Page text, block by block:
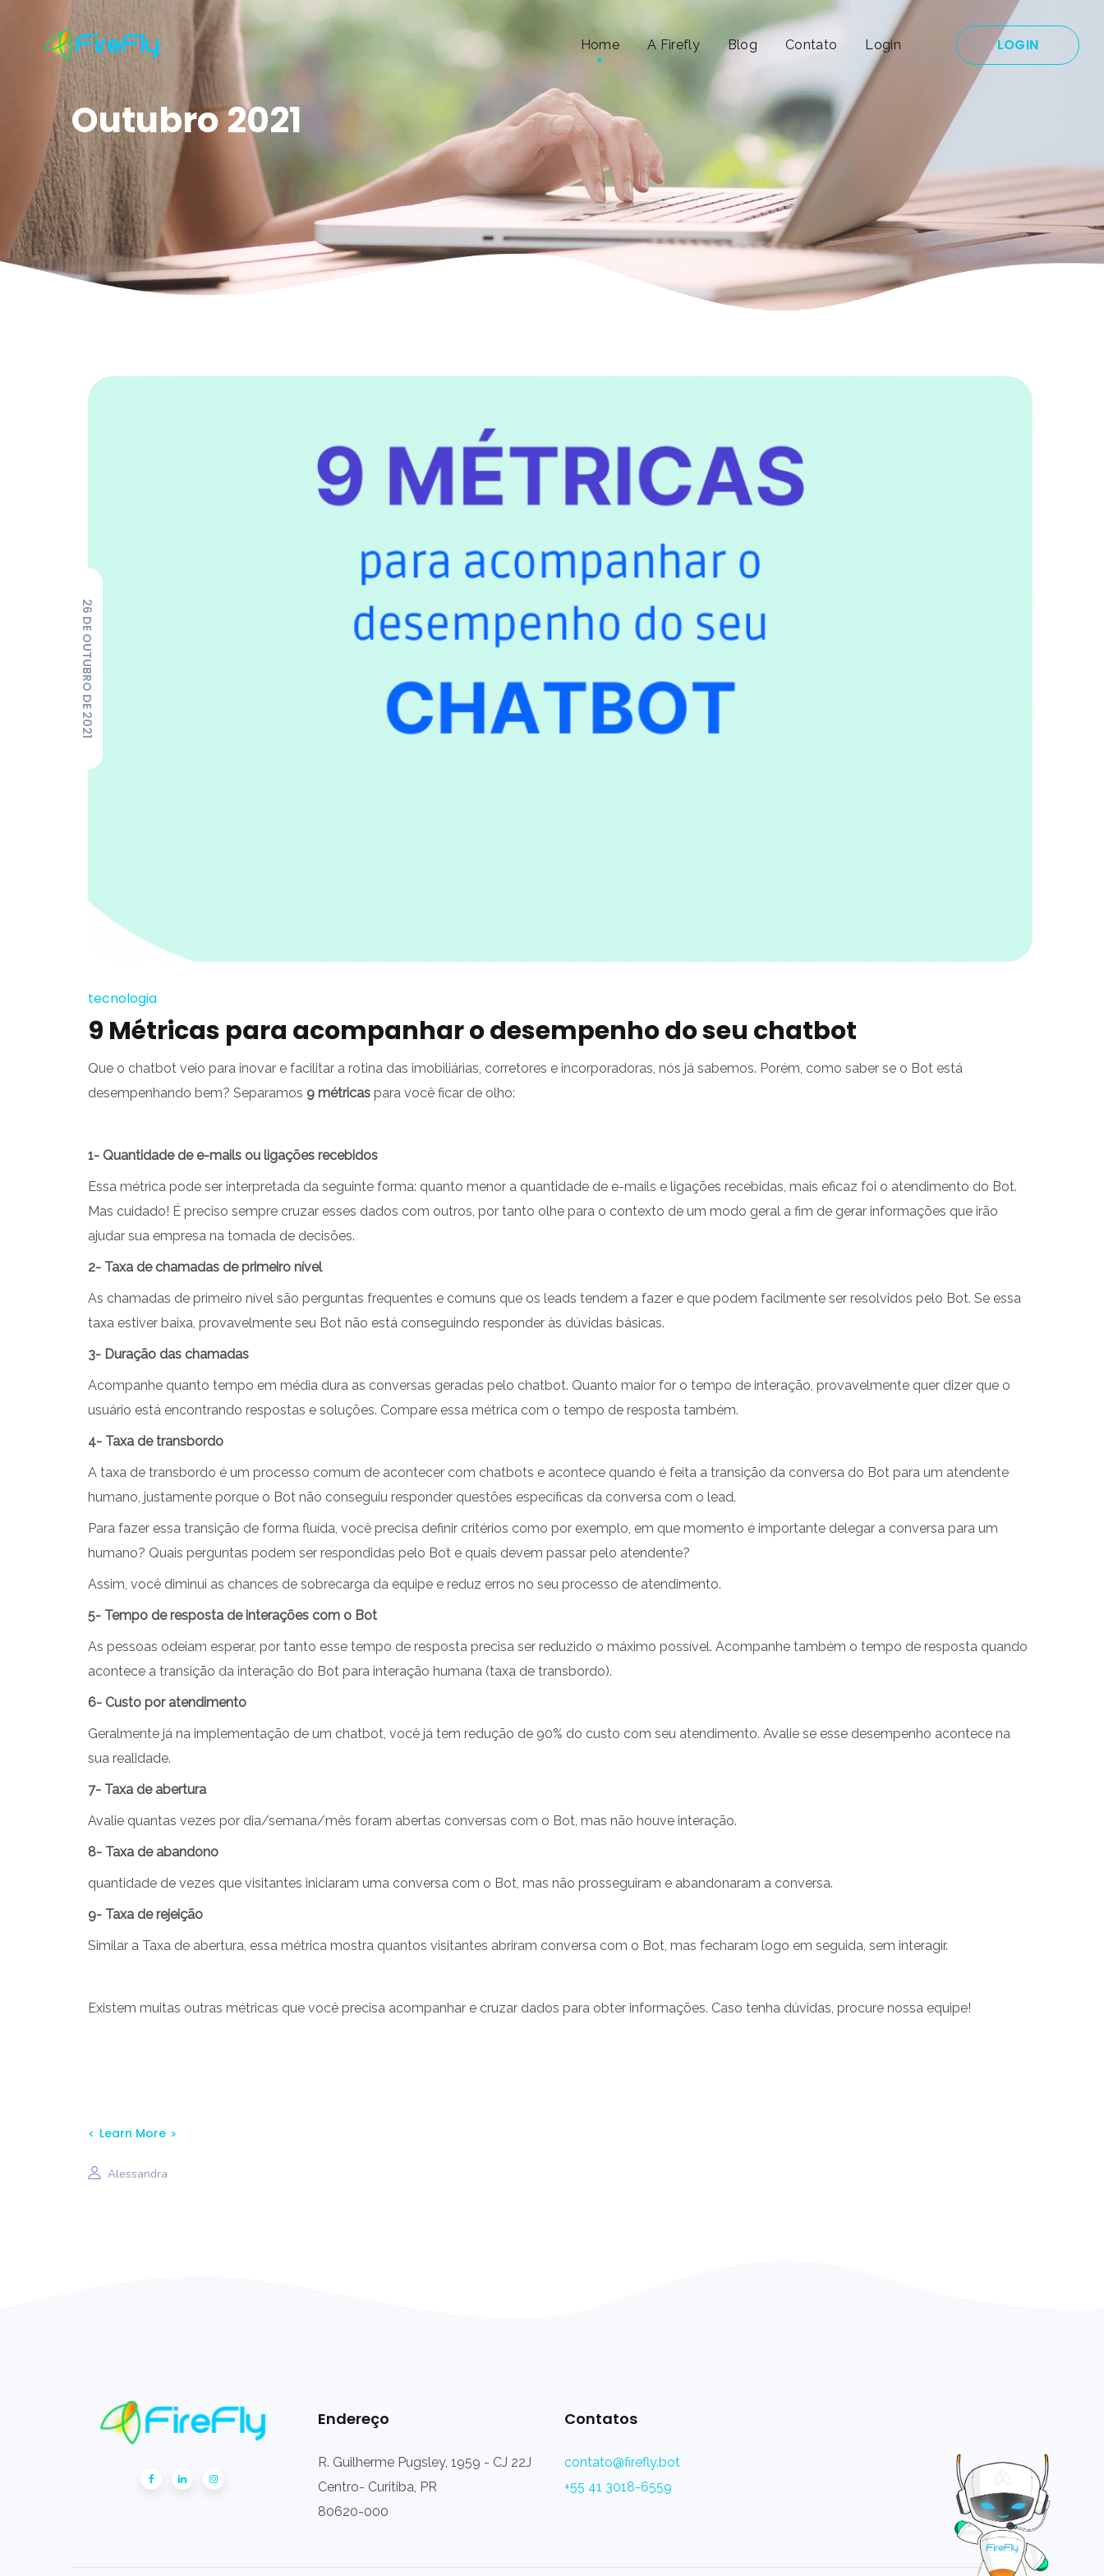
Home A Firefly Blog Contato Login LOGIN
Outubro 2021
26 DE OUTUBRO DE 2021
tecnologia
9 Métricas para acompanhar o desempenho do seu chatbot
Que o chatbot veio para inovar e facilitar a rotina das imobiliárias, corretores e incorporadoras, nós já sabemos. Porém, como saber se o Bot está
desempenhando bem? Separamos 9 métricas para você ficar de olho:
1- Quantidade de e-mails ou ligações recebidos
Essa métrica pode ser interpretada da seguinte forma: quanto menor a quantidade de e-mails e ligações recebidas, mais eficaz foi o atendimento do Bot.
Mas cuidado! É preciso sempre cruzar esses dados com outros, por tanto olhe para o contexto de um modo geral a fim de gerar informações que irão
ajudar sua empresa na tomada de decisões.
2- Taxa de chamadas de primeiro nível
As chamadas de primeiro nível são perguntas frequentes e comuns que os leads tendem a fazer e que podem facilmente ser resolvidos pelo Bot. Se essa
taxa estiver baixa, provavelmente seu Bot não está conseguindo responder às dúvidas básicas.
3- Duração das chamadas
Acompanhe quanto tempo em média dura as conversas geradas pelo chatbot. Quanto maior for o tempo de interação, provavelmente quer dizer que o
usuário está encontrando respostas e soluções. Compare essa métrica com o tempo de resposta também.
4- Taxa de transbordo
A taxa de transbordo é um processo comum de acontecer com chatbots e acontece quando é feita a transição da conversa do Bot para um atendente
humano, justamente porque o Bot não conseguiu responder questões específicas da conversa com o lead.
Para fazer essa transição de forma fluída, você precisa definir critérios como por exemplo, em que momento é importante delegar a conversa para um
humano? Quais perguntas podem ser respondidas pelo Bot e quais devem passar pelo atendente?
Assim, você diminui as chances de sobrecarga da equipe e reduz erros no seu processo de atendimento.
5- Tempo de resposta de interações com o Bot
As pessoas odeiam esperar, por tanto esse tempo de resposta precisa ser reduzido o máximo possível. Acompanhe também o tempo de resposta quando
acontece a transição da interação do Bot para interação humana (taxa de transbordo).
6- Custo por atendimento
Geralmente já na implementação de um chatbot, você já tem redução de 90% do custo com seu atendimento. Avalie se esse desempenho acontece na
sua realidade.
7- Taxa de abertura
Avalie quantas vezes por dia/semana/mês foram abertas conversas com o Bot, mas não houve interação.
8- Taxa de abandono
quantidade de vezes que visitantes iniciaram uma conversa com o Bot, mas não prosseguiram e abandonaram a conversa.
9- Taxa de rejeição
Similar a Taxa de abertura, essa métrica mostra quantos visitantes abriram conversa com o Bot, mas fecharam logo em seguida, sem interagir.
Existem muitas outras métricas que você precisa acompanhar e cruzar dados para obter informações. Caso tenha dúvidas, procure nossa equipe!
Learn More
Alessandra
Endereço
R. Guilherme Pugsley, 1959 - CJ 22J
Centro- Curitiba, PR
80620-000
Contatos
contato@firefly.bot
+55 41 3018-6559